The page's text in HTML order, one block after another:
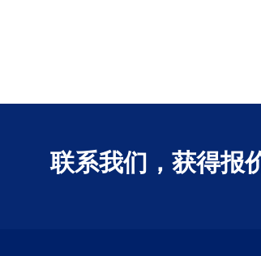
联系我们，获得报